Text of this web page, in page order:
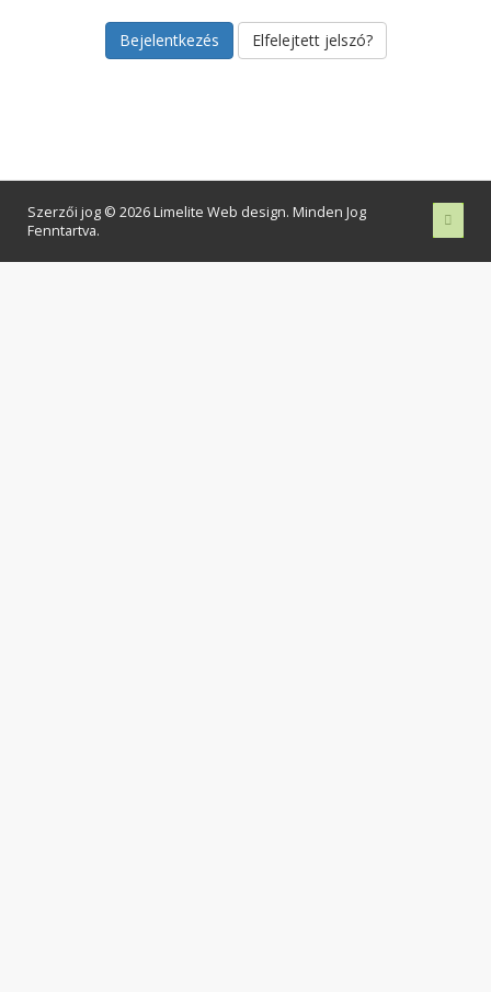
Elfelejtett jelszó?
Szerzői jog © 2026 Limelite Web design. Minden Jog
Fenntartva.